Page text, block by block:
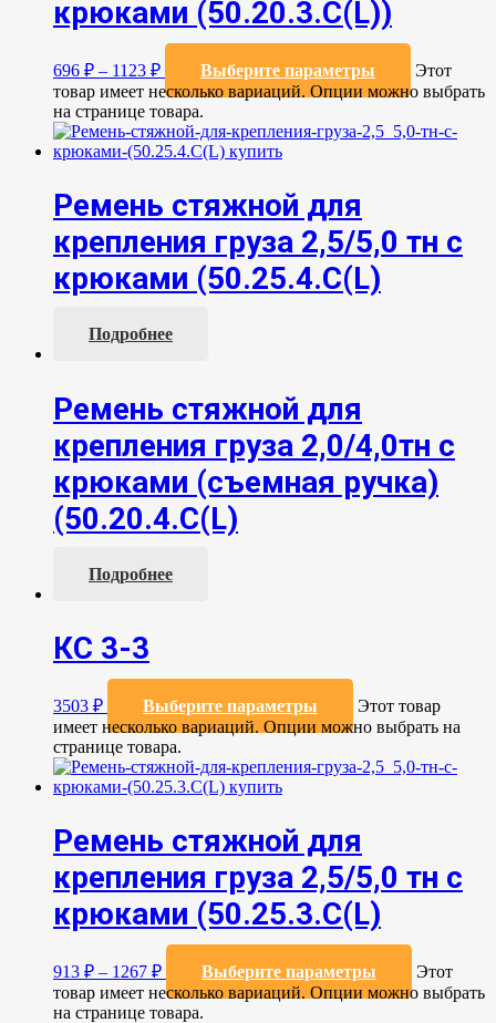
крюками (50.20.3.C(L))
696 ₽ – 1123 ₽ Выберите параметры
Этот
товар имеет несколько вариаций. Опции можно выбрать
на странице товара.
Ремень стяжной для
крепления груза 2,5/5,0 тн с
крюками (50.25.4.С(L)
Подробнее
Ремень стяжной для
крепления груза 2,0/4,0тн с
крюками (съемная ручка)
(50.20.4.С(L)
Подробнее
КС 3-3
3503 ₽ Выберите параметры
Этот товар
имеет несколько вариаций. Опции можно выбрать на
странице товара.
Ремень стяжной для
крепления груза 2,5/5,0 тн с
крюками (50.25.3.C(L)
913 ₽ – 1267 ₽ Выберите параметры
Этот
товар имеет несколько вариаций. Опции можно выбрать
на странице товара.